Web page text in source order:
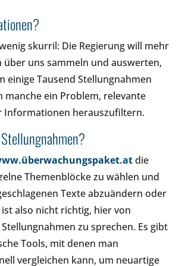
skurril: Die Regierung will mehr
über uns sammeln und auswerten,
einige Tausend Stellungnahmen
manche ein Problem, relevante
Informationen herauszufiltern.
die
Themenblöcke zu wählen und
Texte abzuändern oder
also nicht richtig, hier von
zu sprechen. Es gibt
Tools, mit denen man
vergleichen kann, um neuartige